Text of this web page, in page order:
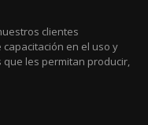
clientes
en el uso y
les permitan producir,